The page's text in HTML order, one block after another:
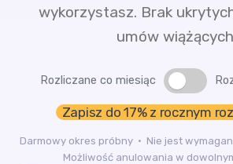
wykorzystasz. Brak
umów
Rozliczane co miesiąc
Zapisz do 17% z rocznym
Darmowy okres próbny · Nie jest
Możliwość anulowania w